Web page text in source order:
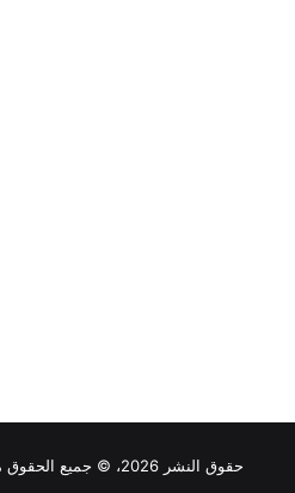
حقوق النشر 2026، © جميع الحقوق محفوظة |